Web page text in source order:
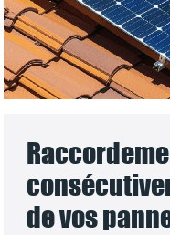
de vos